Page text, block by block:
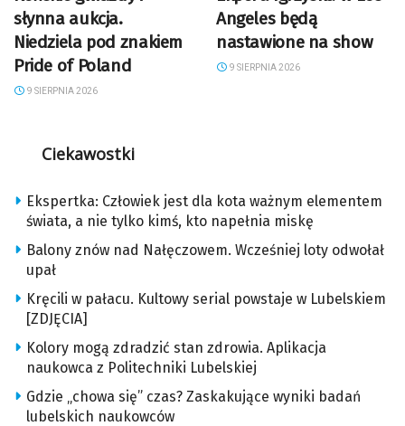
słynna aukcja.
Niedziela pod znakiem
Pride of Poland
9 SIERPNIA 2026
Angeles będą
nastawione na show
9 SIERPNIA 2026
Ciekawostki
Ekspertka: Człowiek jest dla kota ważnym elementem
świata, a nie tylko kimś, kto napełnia miskę
Balony znów nad Nałęczowem. Wcześniej loty odwołał
upał
Kręcili w pałacu. Kultowy serial powstaje w Lubelskiem
[ZDJĘCIA]
Kolory mogą zdradzić stan zdrowia. Aplikacja
naukowca z Politechniki Lubelskiej
Gdzie „chowa się” czas? Zaskakujące wyniki badań
lubelskich naukowców